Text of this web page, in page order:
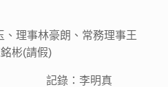
理事林豪朗、常務理事王
彬(請假)
錄：李明真